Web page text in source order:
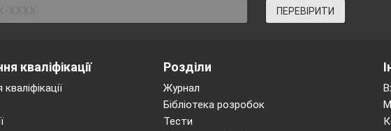
ПЕРЕВІРИТИ
кваліфікації Розділи
Журнал
Бібліотека розробок
Тести